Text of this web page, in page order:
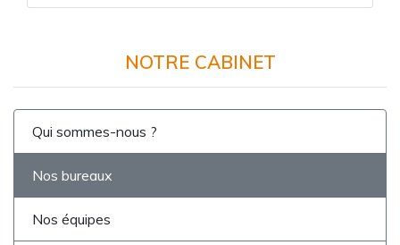
NOTRE CABINET
Qui sommes-nous ?
Nos bureaux
Nos équipes